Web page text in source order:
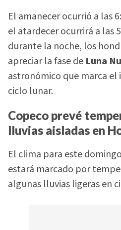
El amanecer ocurrió a las
el atardecer ocurrirá a las
durante la noche, los
apreciar la fase de Luna
astronómico que marca el
ciclo lunar.
Copeco prevé
lluvias aisladas en
El clima para este
estará marcado por
algunas lluvias ligeras en